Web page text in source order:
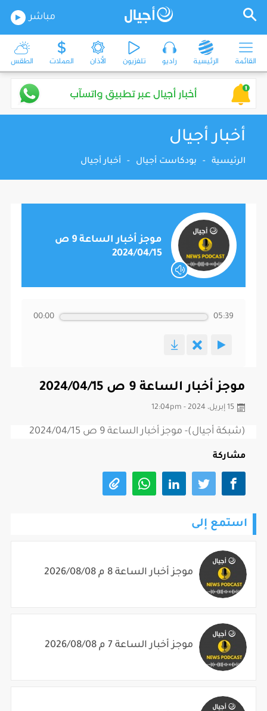
مباشر
القائمة الرئيسية راديو تلفزيون الأذان العملات الطقس
أخبار أجيال
الرئيسية - بودكاست أجيال - أخبار أجيال
موجز أخبار الساعة 9 ص
2024/04/15
00:00 05:39
موجز أخبار الساعة 9 ص 2024/04/15
15 إبريل، 2024 - 12:04pm
(شبكة أجيال)- موجز أخبار الساعة 9 ص 2024/04/15
مشاركة
استمع إلى
موجز أخبار الساعة 8 م 2026/08/08
موجز أخبار الساعة 7 م 2026/08/08